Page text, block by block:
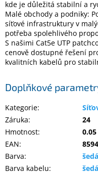
Inpraise
Kamerové
systémy
MILESIGHT
Doprodej
Přihlášení
kde je důležitá stabilní a
Malé obchody a podniky:
síťové infrastruktury v
potřeba spolehlivého
S našimi Cat5e UTP
cenově dostupné řešení
kvalitních kabelů pro
Doplňkové
Kategorie:
Záruka:
24
Hmotnost:
EAN:
Barva:
šedá
Barva kabelu:
šedá